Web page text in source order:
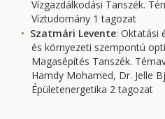
Vízgazdálkodási Tanszék.
Víztudomány 1 tagozat
Szatmári Levente: Oktatási
és környezeti szempontú
Magasépítés Tanszék.
Hamdy Mohamed, Dr. Jelle
Épületenergetika 2 tagozat